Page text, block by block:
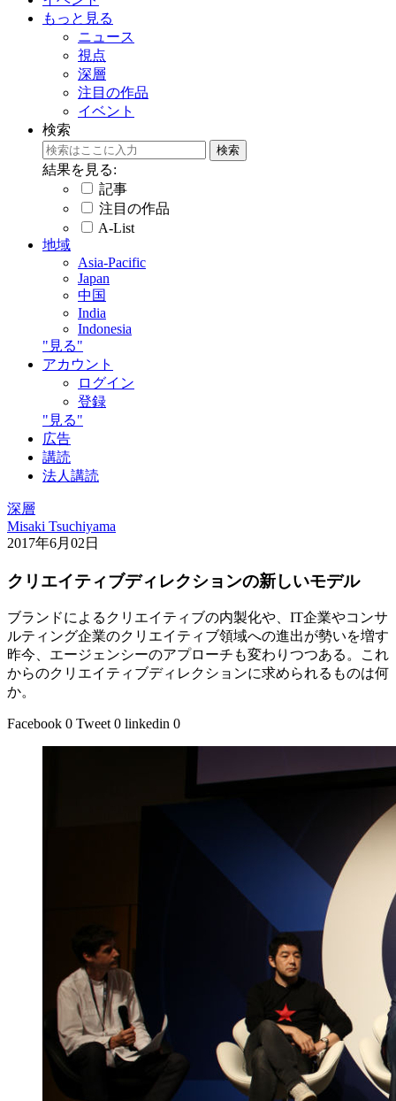
もっと見る
ニュース
視点
深層
注目の作品
イベント
検索
結果を見る:
記事
注目の作品
A-List
地域
Asia-Pacific
Japan
中国
India
Indonesia
"見る"
アカウント
ログイン
登録
"見る"
広告
講読
法人講読
深層
Misaki Tsuchiyama
2017年6月02日
クリエイティブディレクションの新しいモデル
ブランドによるクリエイティブの内製化や、IT企業やコンサ
ルティング企業のクリエイティブ領域への進出が勢いを増す
昨今、エージェンシーのアプローチも変わりつつある。これ
からのクリエイティブディレクションに求められるものは何
か。
Facebook 0 Tweet 0 linkedin 0